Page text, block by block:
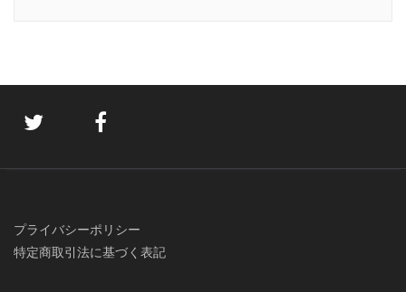
プライバシーポリシー
特定商取引法に基づく表記